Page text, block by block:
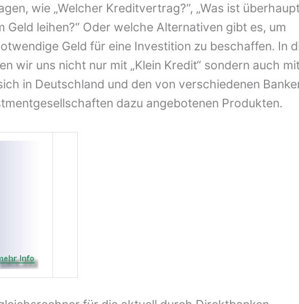
wie „Welcher Kreditvertrag?“, „Was ist
Geld leihen?“ Oder welche Alternativen gibt es, um
Geld für eine Investition zu beschaffen. In
wir uns nicht nur mit „Klein Kredit“ sondern auch
in Deutschland und den von verschiedenen
dazu angebotenen Produkten.